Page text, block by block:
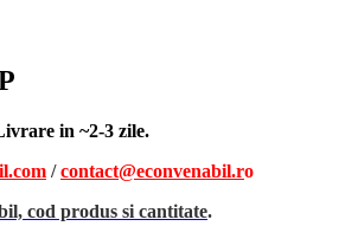
in ~2-3 zile.
/contact@econvenabil.ro
cod produs si cantitate.